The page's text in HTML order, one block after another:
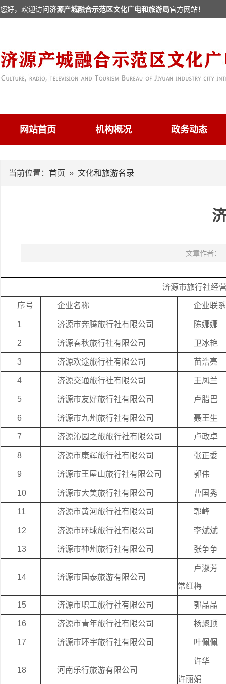
您好，欢迎访问济源产城融合示范区文化广电和旅游局官方网站！
网站首页 机构概况 政务动态
当前位置： 首页 » 文化和旅游名录
文章作者：
济源市旅行社经营单位
序号 企业名称 企业联
1 济源市奔腾旅行社有限公司 陈娜娜
2 济源春秋旅行社有限公司 卫冰艳
3 济源欢途旅行社有限公司 苗浩亮
4 济源交通旅行社有限公司 王凤兰
5 济源市友好旅行社有限公司 卢腊巴
6 济源市九州旅行社有限公司 聂王生
7 济源沁园之旅旅行社有限公司 卢政卓
8 济源市康辉旅行社有限公司 张正委
9 济源市王屋山旅行社有限公司 郭伟
10 济源市大美旅行社有限公司 曹国秀
11 济源市黄河旅行社有限公司 郭峰
12 济源市环球旅行社有限公司 李斌斌
13 济源市神州旅行社有限公司 张争争
14 济源市国泰旅游有限公司
卢淑芳
常红梅
15 济源市职工旅行社有限公司 郭晶晶
16 济源市青年旅行社有限公司 杨聚顶
17 济源市环宇旅行社有限公司 叶佩佩
18 河南乐行旅游有限公司
许华
许丽娟